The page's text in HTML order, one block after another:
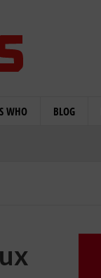
WHO BLOG